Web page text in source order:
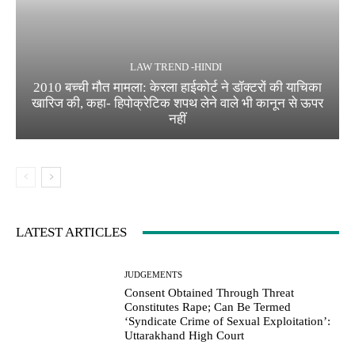
LAW TREND -HINDI
2010 बच्ची मौत मामला: केरला हाईकोर्ट ने डॉक्टरों की याचिका
खारिज की, कहा- हिपोक्रेटिक शपथ लेने वाले भी कानून से ऊपर
नहीं
LATEST ARTICLES
JUDGEMENTS
Consent Obtained Through Threat
Constitutes Rape; Can Be Termed
‘Syndicate Crime of Sexual Exploitation’:
Uttarakhand High Court